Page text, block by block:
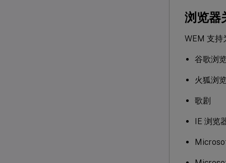
浏览器
WEM 支持
谷歌浏
火狐浏
歌剧
IE 浏览